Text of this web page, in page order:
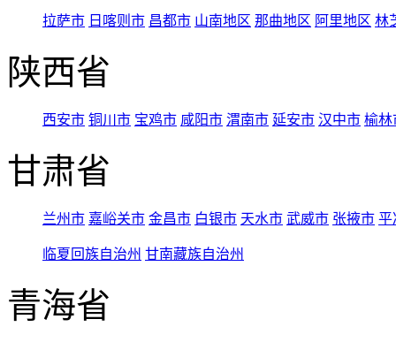
拉萨市 日喀则市 昌都市 山南地区 那曲地区 阿里地区 林
陕西省
西安市 铜川市 宝鸡市 咸阳市 渭南市 延安市 汉中市 榆林
甘肃省
兰州市 嘉峪关市 金昌市 白银市 天水市 武威市 张掖市 平
临夏回族自治州 甘南藏族自治州
青海省